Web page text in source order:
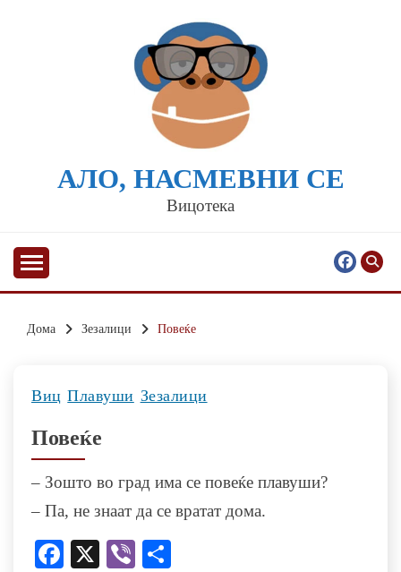
АЛО, НАСМЕВНИ СЕ
Вицотека
Дома Зезалици Повеќе
Виц Плавуши Зезалици
Повеќе
– Зошто во град има се повеќе плавуши?
– Па, не знаат да се вратат дома.
Facebook
X Viber